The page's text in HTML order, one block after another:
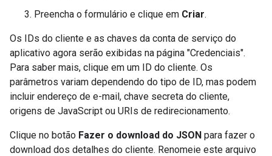
Preencha o formulário e clique em Criar.
Os IDs do cliente e as chaves da conta de serviço do
aplicativo agora serão exibidas na página "Credenciais".
Para saber mais, clique em um ID do cliente. Os
parâmetros variam dependendo do tipo de ID, mas podem
incluir endereço de e-mail, chave secreta do cliente,
origens de JavaScript ou URIs de redirecionamento.
Clique no botão Fazer o download do JSON para fazer o
download dos detalhes do cliente. Renomeie este arquivo